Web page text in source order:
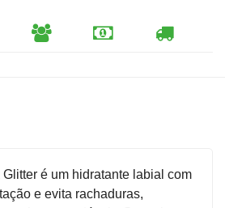
INDIQUE
FORMAS
CALCULAR
FRETE
é um hidratante labial com
e evita rachaduras,